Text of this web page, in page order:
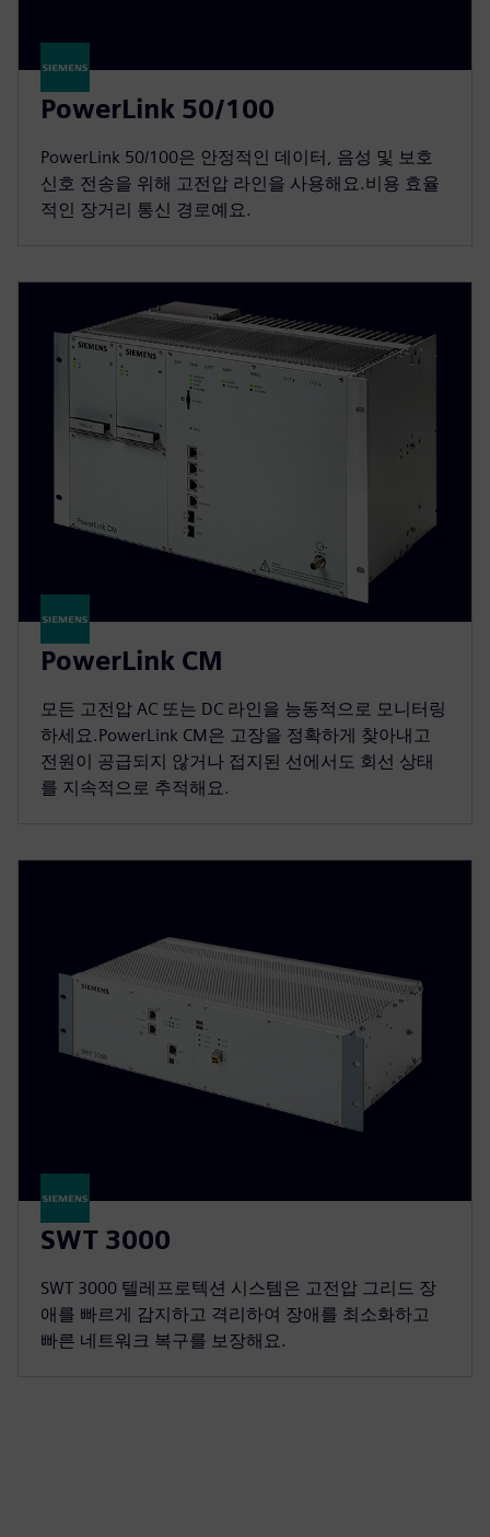
PowerLink 50/100
PowerLink 50/100은 안정적인 데이터, 음성 및 보호
신호 전송을 위해 고전압 라인을 사용해요.비용 효율
적인 장거리 통신 경로예요.
PowerLink CM
모든 고전압 AC 또는 DC 라인을 능동적으로 모니터링
하세요.PowerLink CM은 고장을 정확하게 찾아내고
전원이 공급되지 않거나 접지된 선에서도 회선 상태
를 지속적으로 추적해요.
SWT 3000
SWT 3000 텔레프로텍션 시스템은 고전압 그리드 장
애를 빠르게 감지하고 격리하여 장애를 최소화하고
빠른 네트워크 복구를 보장해요.